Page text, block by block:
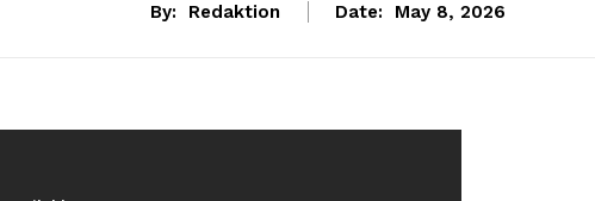
By: Redaktion Date: May 8, 2026